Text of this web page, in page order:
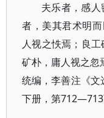
夫乐者，感
者，美其君术明
人视之怢焉；良
矿朴，庸人视之忽
统编，李善注《文
下册，第